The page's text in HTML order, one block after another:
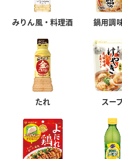
みりん風・料理酒 鍋用調
たれ スー